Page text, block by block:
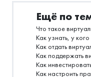
Ещё по
Что такое
Как узнать, у
Как отдать
Как поддержать
Как
Как настроить